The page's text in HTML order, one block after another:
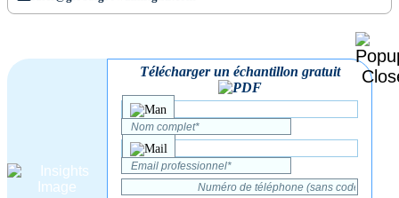
Télécharger un échantillon gratuit